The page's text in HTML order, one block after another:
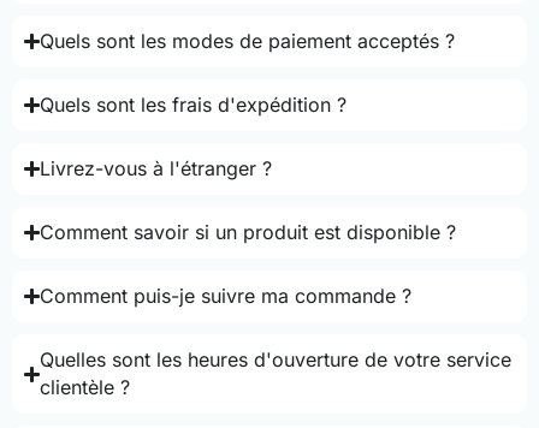
Quels sont les modes de paiement acceptés ?
Quels sont les frais d'expédition ?
Livrez-vous à l'étranger ?
Comment savoir si un produit est disponible ?
Comment puis-je suivre ma commande ?
Quelles sont les heures d'ouverture de votre service
clientèle ?